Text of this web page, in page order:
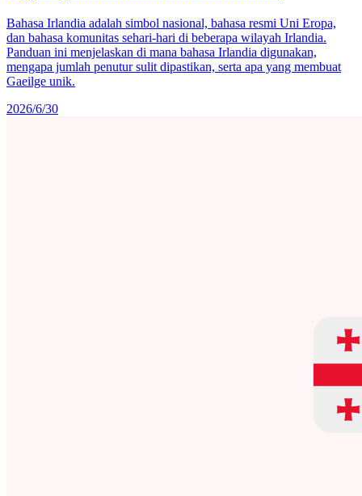
Bahasa Irlandia adalah simbol nasional, bahasa resmi Uni Eropa,
dan bahasa komunitas sehari-hari di beberapa wilayah Irlandia.
Panduan ini menjelaskan di mana bahasa Irlandia digunakan,
mengapa jumlah penutur sulit dipastikan, serta apa yang membuat
Gaeilge unik.
2026/6/30